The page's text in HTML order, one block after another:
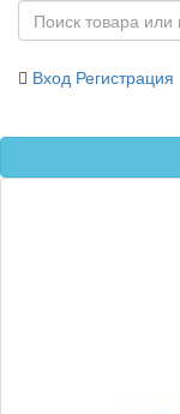
Вход Регистрация